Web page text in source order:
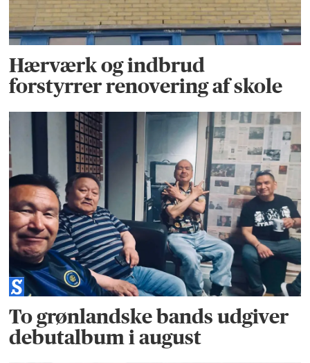
Hærværk og indbrud
forstyrrer renovering af skole
To grønlandske bands udgiver
debutalbum i august